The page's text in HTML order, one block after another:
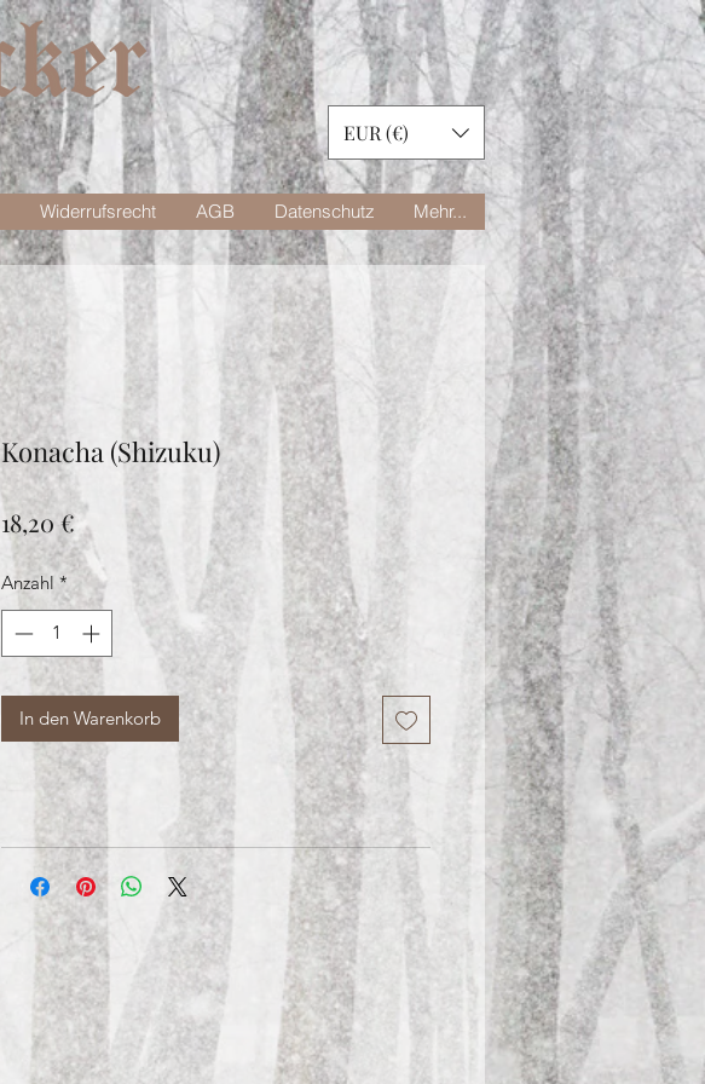
EUR (€)
Widerrufsrecht AGB Datenschutz Mehr...
Konacha (Shizuku)
18,20 €Preis
Anzahl *
In den Warenkorb